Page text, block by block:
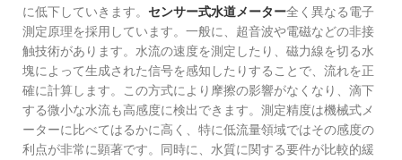
に低下していきます。 センサー式水道メーター全く異なる電子
測定原理を採用しています。一般に、超音波や電磁などの非接
触技術があります。水流の速度を測定したり、磁力線を切る水
塊によって生成された信号を感知したりすることで、流れを正
確に計算します。この方式により摩擦の影響がなくなり、滴下
する微小な水流も高感度に検出できます。測定精度は機械式メ
ーターに比べてはるかに高く、特に低流量領域ではその感度の
利点が非常に顕著です。同時に、水質に関する要件が比較的緩